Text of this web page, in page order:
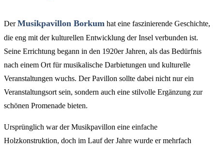
DerMusikpavillon Borkum hat eine faszinierende Geschichte,
die eng mit der kulturellen Entwicklung der Insel verbunden ist.
Seine Errichtung begann in den 1920er Jahren, als das Bedürfnis
nach einem Ort für musikalische Darbietungen und kulturelle
Veranstaltungen wuchs. Der Pavillon sollte dabei nicht nur ein
Veranstaltungsort sein, sondern auch eine stilvolle Ergänzung zur
schönen Promenade bieten.
Ursprünglich war der Musikpavillon eine einfache
Holzkonstruktion, doch im Lauf der Jahre wurde er mehrfach